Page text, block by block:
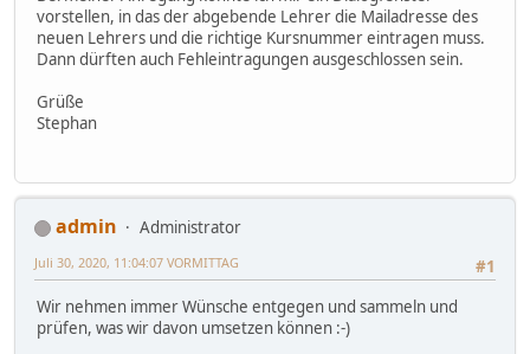
vorstellen, in das der abgebende Lehrer die Mailadresse des
neuen Lehrers und die richtige Kursnummer eintragen muss.
Dann dürften auch Fehleintragungen ausgeschlossen sein.
Grüße
Stephan
admin
Administrator
#1
Juli 30, 2020, 11:04:07 VORMITTAG
Wir nehmen immer Wünsche entgegen und sammeln und
prüfen, was wir davon umsetzen können :-)